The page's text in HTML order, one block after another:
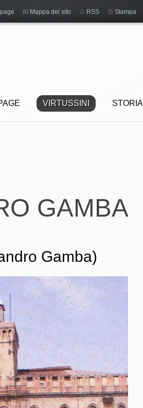
VIRTUSSINI STORIA
Mappa del sito RSS Stampa
GAMBA
Gamba)